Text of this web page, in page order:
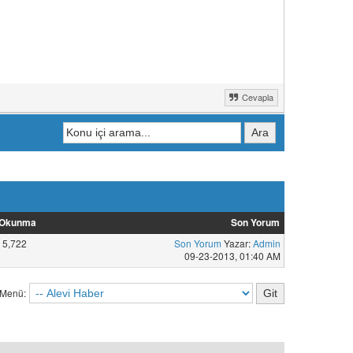
Cevapla
Son Yorum
5,722 Son Yorum Yazar:Admin
09-23-2013, 01:40 AM
Menü: